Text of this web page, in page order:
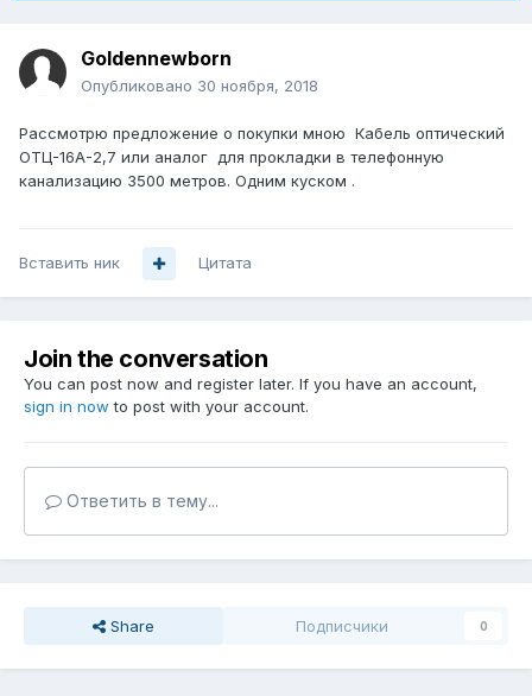
Goldennewborn
Опубликовано 30 ноября, 2018
Рассмотрю предложение о покупки мною Кабель оптический
ОТЦ-16А-2,7 или аналог для прокладки в телефонную
канализацию 3500 метров. Одним куском .
Вставить ник Цитата
Join the conversation
You can post now and register later. If you have an account,
sign in now to post with your account.
Ответить в тему...
Share Подписчики 0